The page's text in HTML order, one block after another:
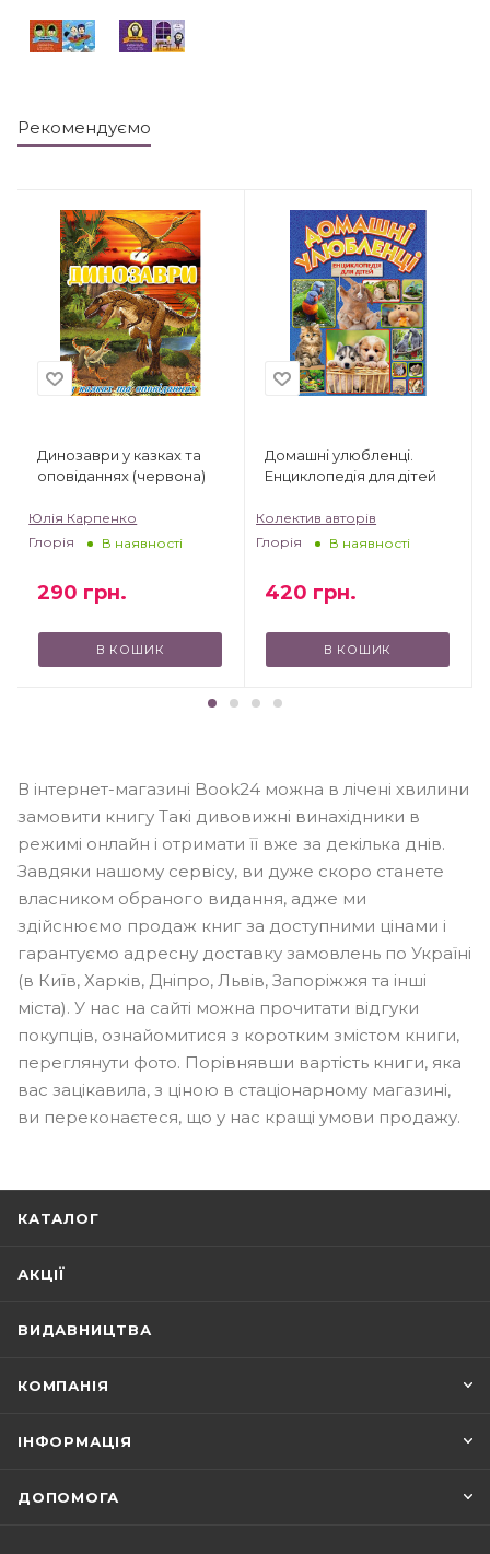
Рекомендуємо
Динозаври у казках та
оповіданнях (червона)
Юлія Карпенко
Глорія
В наявності
290 грн.
В КОШИК
Домашні улюбленці.
Енциклопедія для дітей
Колектив авторів
Глорія
В наявності
420 грн.
В КОШИК
В інтернет-магазині Book24 можна в лічені хвилини
замовити книгу Такі дивовижні винахідники в
режимі онлайн і отримати її вже за декілька днів.
Завдяки нашому сервісу, ви дуже скоро станете
власником обраного видання, адже ми
здійснюємо продаж книг за доступними цінами і
гарантуємо адресну доставку замовлень по Україні
(в Київ, Харків, Дніпро, Львів, Запоріжжя та інші
міста). У нас на сайті можна прочитати відгуки
покупців, ознайомитися з коротким змістом книги,
переглянути фото. Порівнявши вартість книги, яка
вас зацікавила, з ціною в стаціонарному магазині,
ви переконаєтеся, що у нас кращі умови продажу.
КАТАЛОГ
АКЦІЇ
ВИДАВНИЦТВА
КОМПАНІЯ
ІНФОРМАЦІЯ
ДОПОМОГА